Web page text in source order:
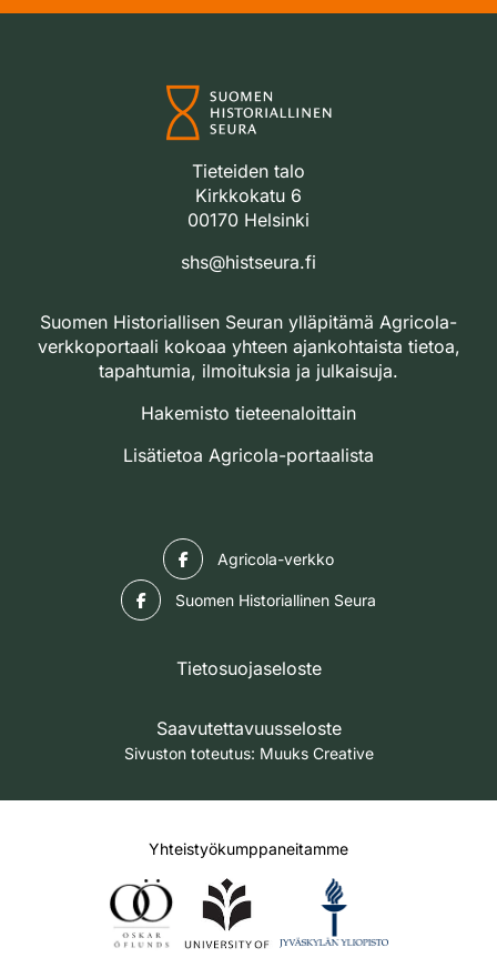
Tieteiden talo
Kirkkokatu 6
00170 Helsinki
shs@histseura.fi
Suomen Historiallisen Seuran ylläpitämä Agricola-
verkkoportaali kokoaa yhteen ajankohtaista tietoa,
tapahtumia, ilmoituksia ja julkaisuja.
Hakemisto tieteenaloittain
Lisätietoa Agricola-portaalista
Agricola-verkko
Suomen Historiallinen Seura
Tietosuojaseloste
Saavutettavuusseloste
Sivuston toteutus: Muuks Creative
Yhteistyökumppaneitamme